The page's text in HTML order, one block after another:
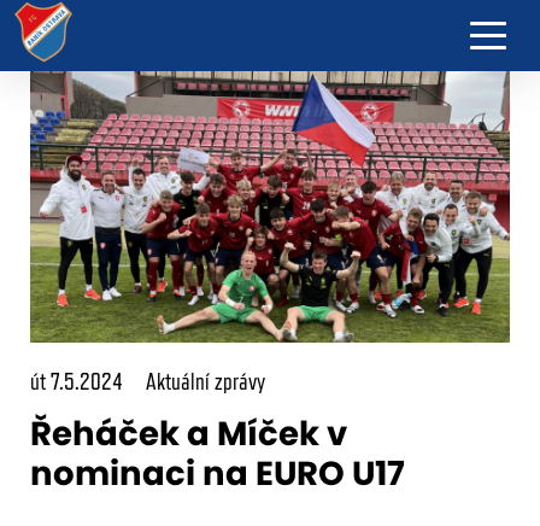
út 7.5.2024 Aktuální zprávy
Řeháček a Míček v
nominaci na EURO U17